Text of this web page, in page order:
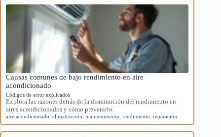
Causas comunes de bajo rendimiento en aire
acondicionado
Códigos de error explicados
Explora las razones detrás de la disminución del rendimiento en
aires acondicionados y cómo prevenirlo.
aire acondicionado climatización mantenimiento rendimiento reparación